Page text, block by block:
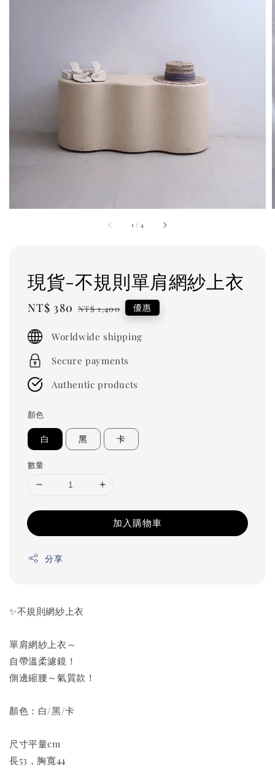
1 / 4
現貨-不規則單肩網紗上衣
Sale
NT$ 380 Regular
NT$ 1,400 優惠
Worldwide shipping
Secure payments
Authentic products
顏色
白 黑 卡
數量
加入購物車
分享
✨不規則網紗上衣
單肩網紗上衣～
自帶溫柔濾鏡！
側邊縮腰～氣質款！
顏色：白/黑/卡
尺寸平量cm
長53，胸寬44